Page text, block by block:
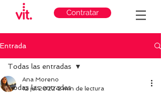
Contratar
Entrada
Todas las entradas
Todas las entradas
Ana Moreno
12 jul 2022 2 min de lectura